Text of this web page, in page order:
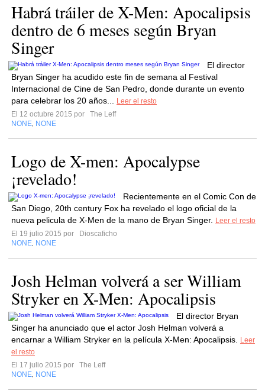
Habrá tráiler de X-Men: Apocalipsis
dentro de 6 meses según Bryan
Singer
El director
Bryan Singer ha acudido este fin de semana al Festival
Internacional de Cine de San Pedro, donde durante un evento
para celebrar los 20 años...
Leer el resto
El 12 octubre 2015 por
The Leff
NONE NONE
Logo de X-men: Apocalypse
¡revelado!
Recientemente en el Comic Con de
San Diego, 20th century Fox ha revelado el logo oficial de la
nueva pelicula de X-Men de la mano de Bryan Singer.
Leer el resto
El 19 julio 2015 por
Dioscaficho
NONE NONE
Josh Helman volverá a ser William
Stryker en X-Men: Apocalipsis
El director Bryan
Singer ha anunciado que el actor Josh Helman volverá a
encarnar a William Stryker en la película X-Men: Apocalipsis.
Leer
el resto
El 17 julio 2015 por
The Leff
NONE NONE